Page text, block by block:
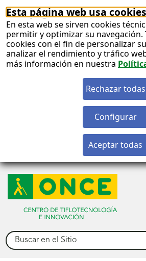
Esta página web usa cookies
En esta web se sirven cookies
permitir y optimizar su navegación.
cookies con el fin de personalizar
analizar el rendimiento y tráfico
más información en nuestra
Buscar